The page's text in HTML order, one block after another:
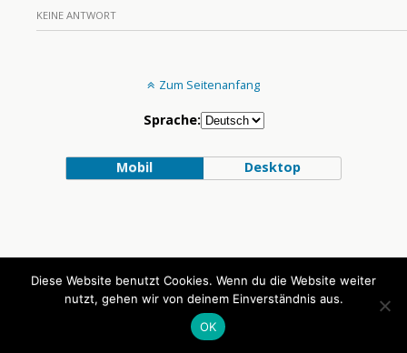
KEINE ANTWORT
Zum Seitenanfang
Sprache:
Mobil Desktop
Diese Website benutzt Cookies. Wenn du die Website weiter
nutzt, gehen wir von deinem Einverständnis aus.
OK